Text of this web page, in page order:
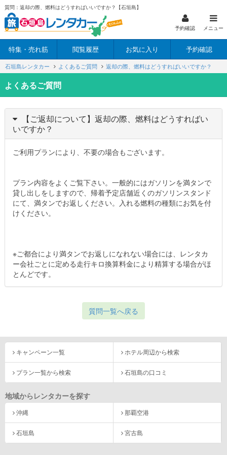
質問：返却の際、燃料はどうすればいいですか？【石垣島】
予約確認 メニュー
特集・売れ筋 閲覧履歴 お気に入り 予約確認
石垣島レンタカー よくあるご質問 返却の際、燃料はどうすればいいですか？
よくあるご質問
【ご返却について】返却の際、燃料はどうすればい
いですか？
ご利用プランにより、不要の場合もございます。
プラン内容をよくご覧下さい。一般的にはガソリンを満タンで
貸し出しをしますので、帰着予定店舗近くのガソリンスタンド
にて、満タンでお返しください。入れる燃料の種類にお気を付
けください。
※ご都合により満タンでお返しになれない場合には、レンタカ
ー会社ごとに定める走行キロ換算料金により精算する場合がほ
とんどです。
質問一覧へ戻る
キャンペーン一覧 ホテル周辺から検索
プラン一覧から検索 石垣島の口コミ
地域からレンタカーを探す
沖縄 那覇空港
石垣島 宮古島